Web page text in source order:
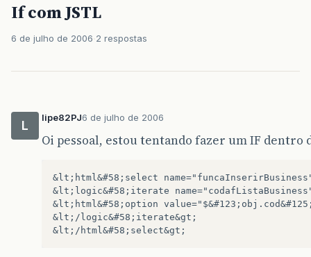
If com JSTL
6 de julho de 2006 2 respostas
L
lipe82PJ6 de julho de 2006
Oi pessoal, estou tentando fazer um IF dentro
&lt;html&#58;select
&lt;logic&#58;iterate
&lt;html&#58;option
&lt;/logic&#58;iterate&gt;